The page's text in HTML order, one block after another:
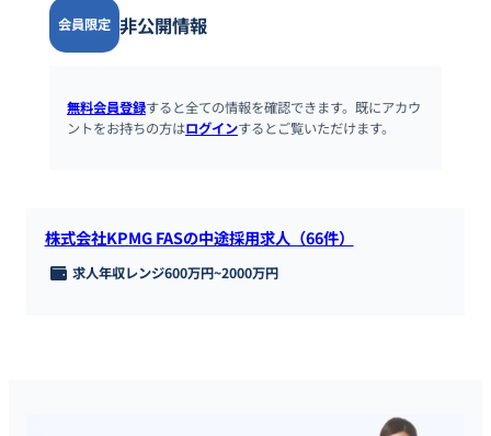
会員限定 非公開情報
無料会員登録すると全ての情報を確認できます。既にアカウ
ントをお持ちの方はログインするとご覧いただけます。
株式会社KPMG FASの中途採用求人（66件）
求人年収レンジ600万円~2000万円